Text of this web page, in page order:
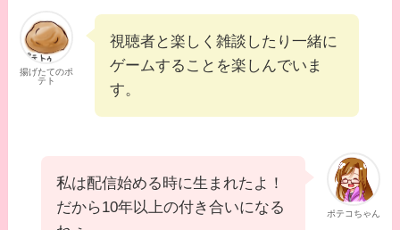
揚げたてのポ
テト
視聴者と楽しく雑談したり一緒に
ゲームすることを楽しんでいま
す。
ポテコちゃん
私は配信始める時に生まれたよ！
だから10年以上の付き合いになる